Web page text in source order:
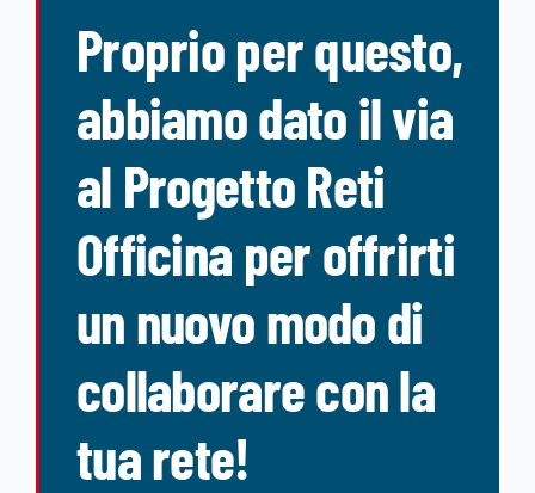
Proprio per questo,
abbiamo dato il via
al Progetto Reti
Officina per offrirti
un nuovo modo di
collaborare con la
tua rete!